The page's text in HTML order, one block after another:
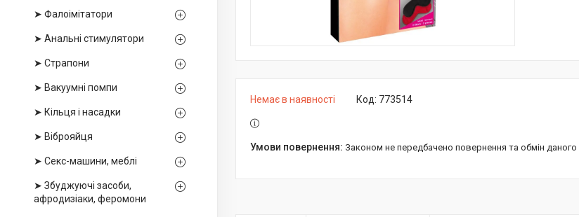
➤ Фалоімітатори
➤ Анальні стимулятори
➤ Страпони
➤ Вакуумні помпи
➤ Кільця і насадки
➤ Віброяйця
➤ Секс-машини, меблі
➤ Збуджуючі засоби,
афродизіаки, феромони
Немає в наявності Код: 773514
Законом не передбачено повернення та обмін